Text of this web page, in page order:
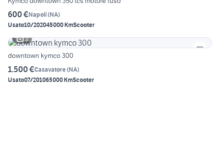
600 €Napoli(NA)
Usato10/202045000 KmScooter
3
downtown kymco 300
1.500 €Casavatore(NA)
Usato07/201065000 KmScooter